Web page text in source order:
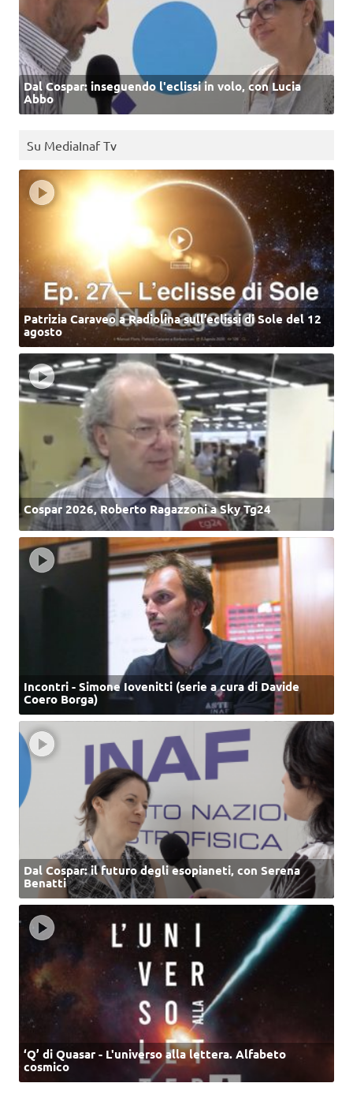
Dal Cospar: inseguendo l'eclissi in volo, con Lucia
Abbo
Su MediaInaf Tv
Patrizia Caraveo a Radiolina sull’eclissi di Sole del 12
agosto
Cospar 2026, Roberto Ragazzoni a Sky Tg24
Incontri - Simone Iovenitti (serie a cura di Davide
Coero Borga)
Dal Cospar: il futuro degli esopianeti, con Serena
Benatti
‘Q’ di Quasar - L'universo alla lettera. Alfabeto
cosmico